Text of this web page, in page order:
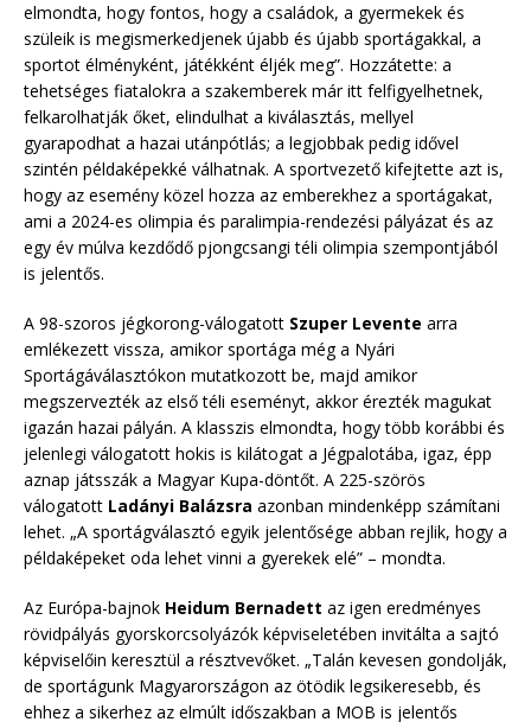
elmondta, hogy fontos, hogy a családok, a gyermekek és
szüleik is megismerkedjenek újabb és újabb sportágakkal, a
sportot élményként, játékként éljék meg”. Hozzátette: a
tehetséges fiatalokra a szakemberek már itt felfigyelhetnek,
felkarolhatják őket, elindulhat a kiválasztás, mellyel
gyarapodhat a hazai utánpótlás; a legjobbak pedig idővel
szintén példaképekké válhatnak. A sportvezető kifejtette azt is,
hogy az esemény közel hozza az emberekhez a sportágakat,
ami a 2024-es olimpia és paralimpia-rendezési pályázat és az
egy év múlva kezdődő pjongcsangi téli olimpia szempontjából
is jelentős.
A 98-szoros jégkorong-válogatott Szuper Levente arra
emlékezett vissza, amikor sportága még a Nyári
Sportágáválasztókon mutatkozott be, majd amikor
megszervezték az első téli eseményt, akkor érezték magukat
igazán hazai pályán. A klasszis elmondta, hogy több korábbi és
jelenlegi válogatott hokis is kilátogat a Jégpalotába, igaz, épp
aznap játsszák a Magyar Kupa-döntőt. A 225-szörös
válogatott Ladányi Balázsra azonban mindenképp számítani
lehet. „A sportágválasztó egyik jelentősége abban rejlik, hogy a
példaképeket oda lehet vinni a gyerekek elé” – mondta.
Az Európa-bajnok Heidum Bernadett az igen eredményes
rövidpályás gyorskorcsolyázók képviseletében invitálta a sajtó
képviselőin keresztül a résztvevőket. „Talán kevesen gondolják,
de sportágunk Magyarországon az ötödik legsikeresebb, és
ehhez a sikerhez az elmúlt időszakban a MOB is jelentős